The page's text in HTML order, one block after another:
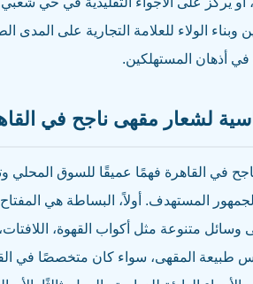
وبناء الولاء للعلامة التجارية على
أذهان المستهلكين.
لشعار مقهى ناجح في
في القاهرة فهمًا عميقًا للسوق المحلي
المستهدف. أولاً، البساطة هي
متنوعة مثل أكواب القهوة،
طبيعة المقهى، سواء كان متخصصًا في